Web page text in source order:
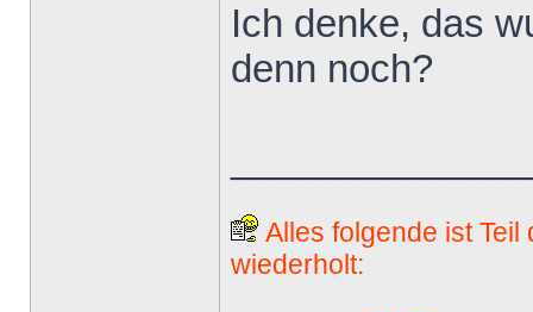
Ich denke, das
denn noch?
Alles folgende ist
wiederholt: